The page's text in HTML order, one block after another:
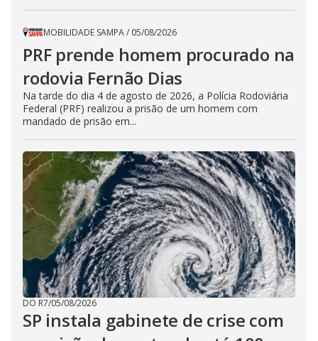
MOBILIDADE SAMPA/ 05/08/2026
PRF prende homem procurado na
rodovia Fernão Dias
Na tarde do dia 4 de agosto de 2026, a Polícia Rodoviária
Federal (PRF) realizou a prisão de um homem com
mandado de prisão em...
DO R7/05/08/2026
SP instala gabinete de crise com